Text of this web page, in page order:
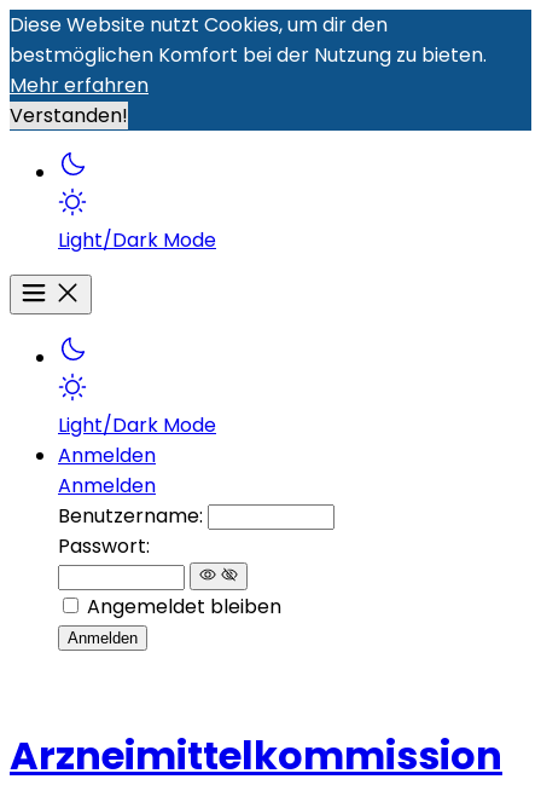
Diese Website nutzt Cookies, um dir den
bestmöglichen Komfort bei der Nutzung zu bieten.
Mehr erfahren
Verstanden!
Light/Dark Mode
Light/Dark Mode
Anmelden
Anmelden
Benutzername:
Passwort:
Angemeldet bleiben
Anmelden
Arzneimittelkommission